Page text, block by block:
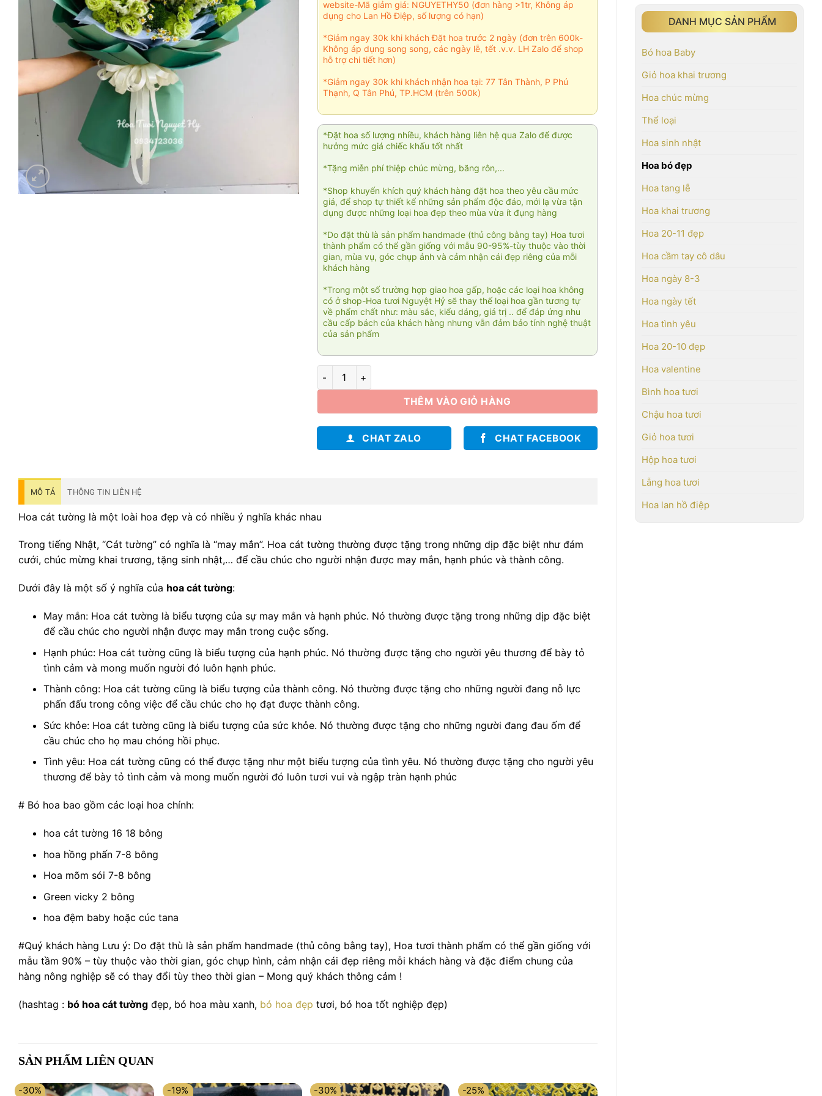
DANH MỤC SẢN PHẨM
Bó hoa Baby
Giỏ hoa khai trương
Hoa chúc mừng
Thể loại
Hoa sinh nhật
Hoa bó đẹp
Hoa tang lễ
Hoa khai trương
Hoa 20-11 đẹp
Hoa cầm tay cô dâu
Hoa ngày 8-3
Hoa ngày tết
Hoa tình yêu
Hoa 20-10 đẹp
Hoa valentine
Bình hoa tươi
Chậu hoa tươi
Giỏ hoa tươi
Hộp hoa tươi
Lẵng hoa tươi
Hoa lan hồ điệp
website-Mã giảm giá: NGUYETHY50 (đơn hàng >1tr, Không áp
dụng cho Lan Hồ Điệp, số lượng có hạn)
*Giảm ngay 30k khi khách Đặt hoa trước 2 ngày (đơn trên 600k-
Không áp dụng song song, các ngày lễ, tết .v.v. LH Zalo để shop
hỗ trợ chi tiết hơn)
*Giảm ngay 30k khi khách nhận hoa tại: 77 Tân Thành, P Phú
Thạnh, Q Tân Phú, TP.HCM (trên 500k)
*Đặt hoa số lượng nhiều, khách hàng liên hệ qua Zalo để được
hưởng mức giá chiếc khấu tốt nhất
*Tặng miễn phí thiệp chúc mừng, băng rôn,...
*Shop khuyến khích quý khách hàng đặt hoa theo yêu cầu mức
giá, để shop tự thiết kế những sản phẩm độc đáo, mới lạ vừa tận
dụng được những loại hoa đẹp theo mùa vừa ít đụng hàng
*Do đặt thù là sản phẩm handmade (thủ công bằng tay) Hoa tươi
thành phẩm có thể gần giống với mẫu 90-95%-tùy thuộc vào thời
gian, mùa vụ, góc chụp ảnh và cảm nhận cái đẹp riêng của mỗi
khách hàng
*Trong một số trường hợp giao hoa gấp, hoặc các loại hoa không
có ở shop-Hoa tươi Nguyệt Hỷ sẽ thay thế loại hoa gần tương tự
về phẩm chất như: màu sắc, kiểu dáng, giá trị .. để đáp ứng nhu
cầu cấp bách của khách hàng nhưng vẫn đảm bảo tính nghệ thuật
của sản phẩm
Tình yêu nhiệm màu 005 số lượng
THÊM VÀO GIỎ HÀNG
CHAT ZALO CHAT FACEBOOK
MÔ TẢ THÔNG TIN LIÊN HỆ
Hoa cát tường là một loài hoa đẹp và có nhiều ý nghĩa khác nhau
Trong tiếng Nhật, “Cát tường” có nghĩa là “may mắn”. Hoa cát tường thường được tặng trong những dịp đặc biệt như đám
cưới, chúc mừng khai trương, tặng sinh nhật,… để cầu chúc cho người nhận được may mắn, hạnh phúc và thành công.
Dưới đây là một số ý nghĩa của hoa cát tường:
May mắn: Hoa cát tường là biểu tượng của sự may mắn và hạnh phúc. Nó thường được tặng trong những dịp đặc biệt
để cầu chúc cho người nhận được may mắn trong cuộc sống.
Hạnh phúc: Hoa cát tường cũng là biểu tượng của hạnh phúc. Nó thường được tặng cho người yêu thương để bày tỏ
tình cảm và mong muốn người đó luôn hạnh phúc.
Thành công: Hoa cát tường cũng là biểu tượng của thành công. Nó thường được tặng cho những người đang nỗ lực
phấn đấu trong công việc để cầu chúc cho họ đạt được thành công.
Sức khỏe: Hoa cát tường cũng là biểu tượng của sức khỏe. Nó thường được tặng cho những người đang đau ốm để
cầu chúc cho họ mau chóng hồi phục.
Tình yêu: Hoa cát tường cũng có thể được tặng như một biểu tượng của tình yêu. Nó thường được tặng cho người yêu
thương để bày tỏ tình cảm và mong muốn người đó luôn tươi vui và ngập tràn hạnh phúc
# Bó hoa bao gồm các loại hoa chính:
hoa cát tường 16 18 bông
hoa hồng phấn 7-8 bông
Hoa mõm sói 7-8 bông
Green vicky 2 bông
hoa đệm baby hoặc cúc tana
#Quý khách hàng Lưu ý: Do đặt thù là sản phẩm handmade (thủ công bằng tay), Hoa tươi thành phẩm có thể gần giống với
mẫu tầm 90% – tùy thuộc vào thời gian, góc chụp hình, cảm nhận cái đẹp riêng mỗi khách hàng và đặc điểm chung của
hàng nông nghiệp sẽ có thay đổi tùy theo thời gian – Mong quý khách thông cảm !
(hashtag : bó hoa cát tường đẹp, bó hoa màu xanh, bó hoa đẹp tươi, bó hoa tốt nghiệp đẹp)
SẢN PHẨM LIÊN QUAN
-30% -19% -30% -25%